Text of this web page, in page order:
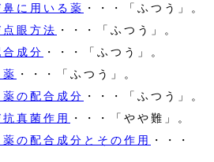
に用いる薬 ・・・「ふつう」。
眼方法 ・・・「ふつう」。
成分 ・・・「ふつう」。
・・・「ふつう」。
の配合成分 ・・・「ふつう」。
真菌作用
・・・「やや難」。
の配合成分とその作用
・・・